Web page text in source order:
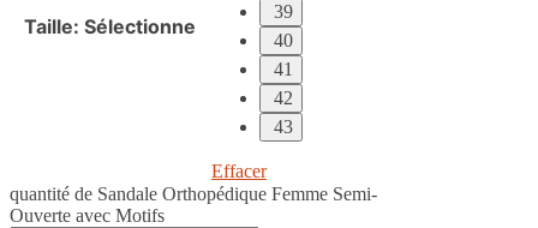
Taille: Sélectionne
39
40
41
42
43
Effacer
quantité de Sandale Orthopédique Femme Semi-
Ouverte avec Motifs